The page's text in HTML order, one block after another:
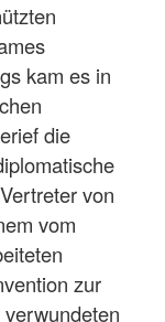
kam es in
die
von
vom
zur